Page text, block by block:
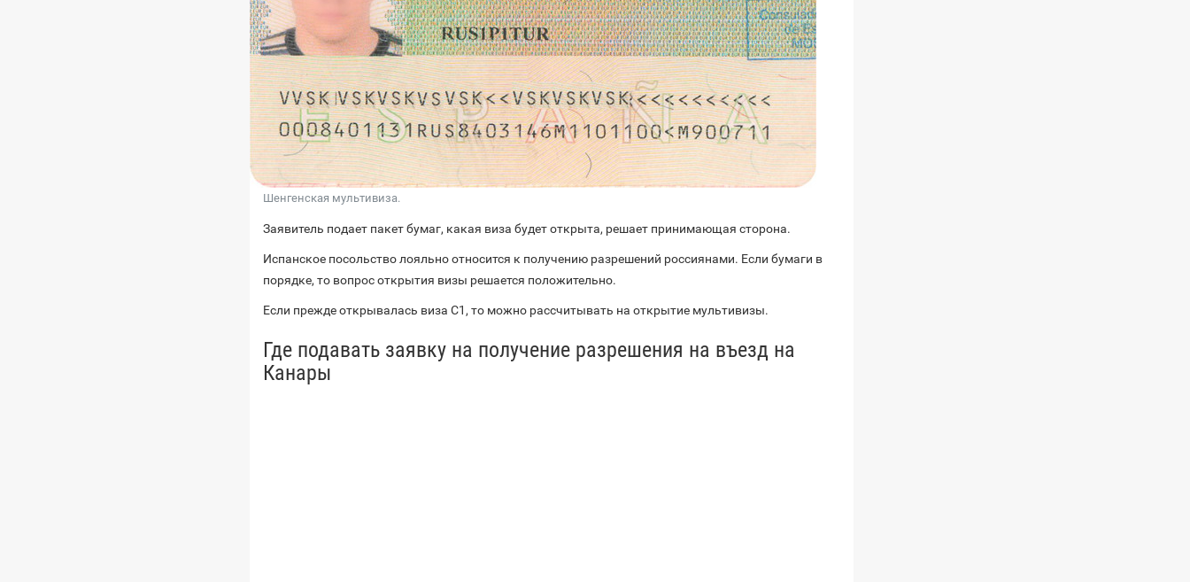
Шенгенская мультивиза.
Заявитель подает пакет бумаг, какая виза будет открыта, решает принимающая сторона.
Испанское посольство лояльно относится к получению разрешений россиянами. Если бумаги в
порядке, то вопрос открытия визы решается положительно.
Если прежде открывалась виза С1, то можно рассчитывать на открытие мультивизы.
Где подавать заявку на получение разрешения на въезд на
Канары